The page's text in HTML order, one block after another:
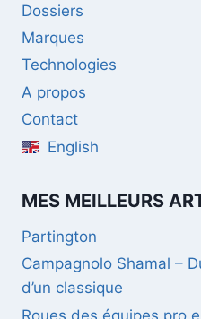
Dossiers
Marques
Technologies
A propos
Contact
English
MES MEILLEURS
Partington
Campagnolo Shamal –
d’un classique
Roues des équipes pro